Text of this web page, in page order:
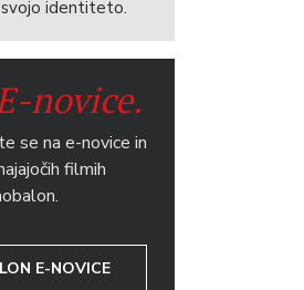
svojo identiteto.
novice.
se na e-novice in
filmih
E-NOVICE